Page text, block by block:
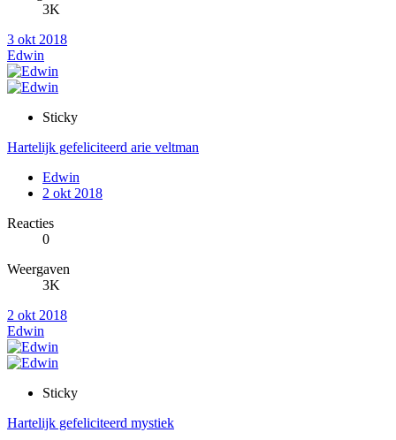
3K
3 okt 2018
Edwin
Sticky
Hartelijk gefeliciteerd arie veltman
Edwin
2 okt 2018
Reacties
0
Weergaven
3K
2 okt 2018
Edwin
Sticky
Hartelijk gefeliciteerd mystiek